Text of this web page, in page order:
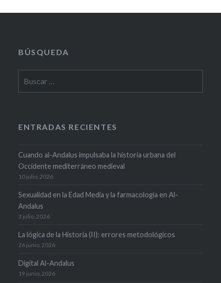
BÚSQUEDA
ENTRADAS RECIENTES
Cuando al-Andalus impulsaba la historia urbana del
Occidente mediterráneo medieval
10 julio, 2026
Sexualidad en la Edad Media y la farmacología en Al-
Andalus
3 julio, 2026
La lógica de la Historia (II): errores metodológicos
26 junio, 2026
Digital Al-Andalus
19 junio, 2026